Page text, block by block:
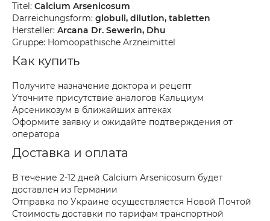
Titel: Calcium Arsenicosum
Darreichungsform: globuli, dilution, tabletten
Hersteller: Arcana Dr. Sewerin, Dhu
Gruppe: Homöopathische Arzneimittel
Как купить
Получите назначение доктора и рецепт
Уточните присутствие аналогов Кальциум
Арсеникозум в ближайших аптеках
Оформите заявку и ожидайте подтверждения от
оператора
Доставка и оплата
В течение 2-12 дней Calcium Arsenicosum будет
доставлен из Германии
Отправка по Украине осуществляется Новой Почтой
Стоимость доставки по тарифам транспортной